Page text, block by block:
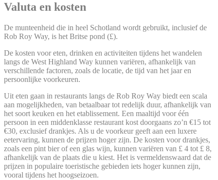
Valuta en kosten
De munteenheid die in heel Schotland wordt gebruikt, inclusief de
Rob Roy Way, is het Britse pond (£).
De kosten voor eten, drinken en activiteiten tijdens het wandelen
langs de West Highland Way kunnen variëren, afhankelijk van
verschillende factoren, zoals de locatie, de tijd van het jaar en
persoonlijke voorkeuren.
Uit eten gaan in restaurants langs de Rob Roy Way biedt een scala
aan mogelijkheden, van betaalbaar tot redelijk duur, afhankelijk van
het soort keuken en het etablissement. Een maaltijd voor één
persoon in een middenklasse restaurant kost doorgaans zo’n €15 tot
€30, exclusief drankjes. Als u de voorkeur geeft aan een luxere
eetervaring, kunnen de prijzen hoger zijn. De kosten voor drankjes,
zoals een pint bier of een glas wijn, kunnen variëren van £ 4 tot £ 8,
afhankelijk van de plaats die u kiest. Het is vermeldenswaard dat de
prijzen in populaire toeristische gebieden iets hoger kunnen zijn,
vooral tijdens het hoogseizoen.